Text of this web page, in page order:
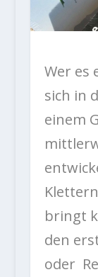
Wer es
sich in
einem
bringt
den
oder